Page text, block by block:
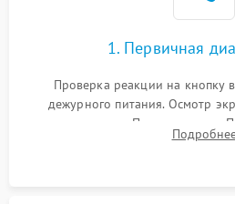
1. Первичная
Проверка реакции на кнопку
дежурного питания. Осмотр
повреждения. Подключение к
изображения, работы подсветки и